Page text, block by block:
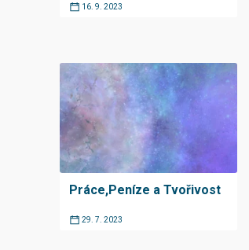
16. 9. 2023
Práce,Peníze a Tvořivost
29. 7. 2023